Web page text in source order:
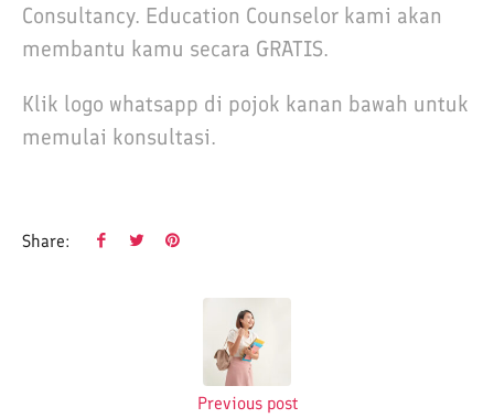
Consultancy. Education Counselor kami akan
membantu kamu secara GRATIS.
Klik logo whatsapp di pojok kanan bawah untuk
memulai konsultasi.
Share:
Previous post